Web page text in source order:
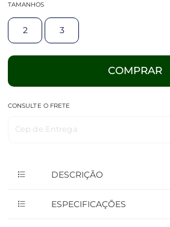
TAMANHOS
2 3
COMPRAR
CONSULTE O FRETE
Cep de Entrega
DESCRIÇÃO
ESPECIFICAÇÕES